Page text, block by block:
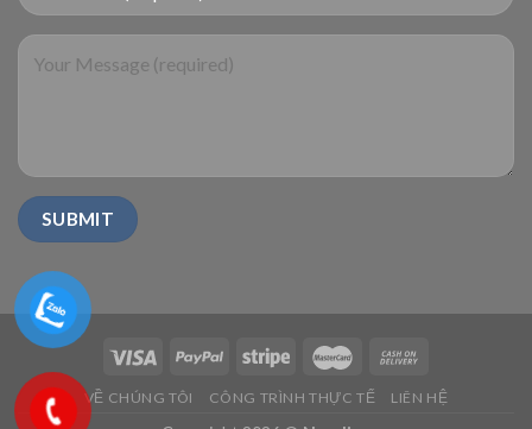
VỀ CHÚNG TÔI CÔNG TRÌNH THỰC TẾ LIÊN HỆ